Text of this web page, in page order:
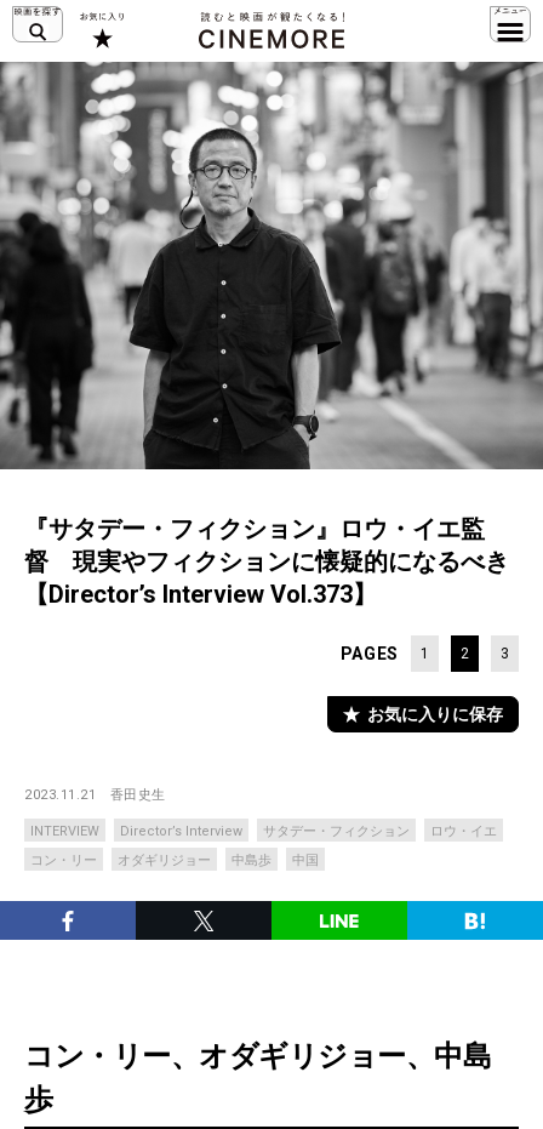
『サタデー・フィクション』ロウ・イエ監
督 現実やフィクションに懐疑的になるべき
【Director’s Interview Vol.373】
PAGES 1 2 3
お気に入りに保存
2023.11.21 香田史生
INTERVIEW Director’s Interview サタデー・フィクション
ロウ・イエ
コン・リー
オダギリジョー 中島歩 中国
コン・リー、オダギリジョー、中島
歩